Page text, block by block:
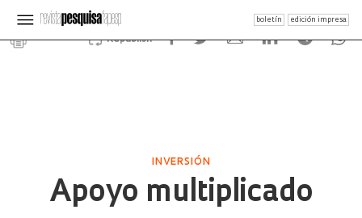
boletín edición impresa
Republish
INVERSIÓN
Apoyo multiplicado